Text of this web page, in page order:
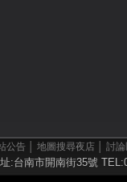
公告│ 地圖搜尋夜店│ 討論
:台南市開南街35號